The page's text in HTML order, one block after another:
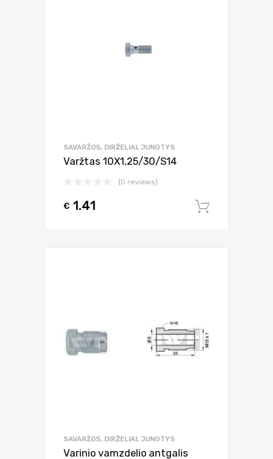
SAVARŽOS, DIRŽELIAI, JUNGTYS
Varžtas 10X1,25/30/S14
(0 reviews)
€ 1.41
SAVARŽOS, DIRŽELIAI, JUNGTYS
Varinio vamzdelio antgalis